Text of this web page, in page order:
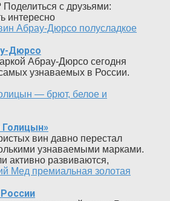
Поделиться с друзьями:
интересно
Дюрсо
Абрау-Дюрсо сегодня
узнаваемых в России.
Голицын»
вин давно перестал
узнаваемыми марками.
активно развиваются,